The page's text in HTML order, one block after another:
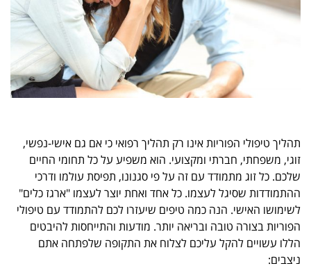
תהליך טיפולי הפוריות אינו רק תהליך רפואי כי אם גם אישי-נפשי,
זוגי, משפחתי, חברתי ומקצועי. הוא משפיע על כל תחומי החיים
שלכם. כל זוג מתמודד עם זה על פי סגנונו, תפיסת עולמו ודרכי
ההתמודדות שסיגל לעצמו. כל אחד ואחת יוצר לעצמו "ארגז כלים"
לשימושו האישי. הנה כמה טיפים שיעזרו לכם להתמודד עם טיפולי
הפוריות בצורה טובה ובריאה יותר. מודעות והתייחסות להיבטים
הללו עשויים להקל עליכם לצלוח את התקופה שלפתחה אתם
ניצבים: